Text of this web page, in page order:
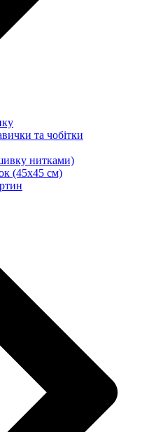
та чобітки
нитками)
(45х45 см)